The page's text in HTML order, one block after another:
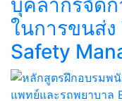
ในการขนส่
Safety